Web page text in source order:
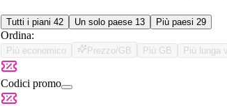
Tutti i piani 42 Un solo paese 13 Più paesi 29
Ordina:
Più economico Prezzo/GB Più GB Più lunga
Codici promo